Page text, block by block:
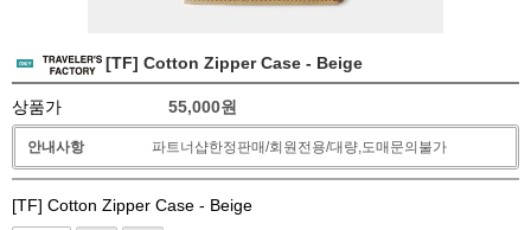
[TF] Cotton Zipper Case - Beige
상품가 55,000원
안내사항 파트너샵한정판매/회원전용/대량,도매문의불가
[TF] Cotton Zipper Case - Beige